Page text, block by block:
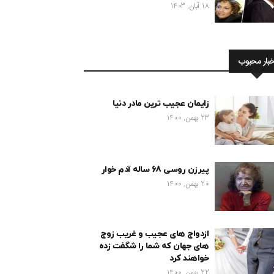
18 آبان, 1403
محبوب
زایمان عجیب ترین مادر دنیا
23 بهمن, 1400
پیرزن روسی 68 ساله آدم خوار
20 بهمن, 1400
ازدواج های عجیب و غریب زوج
های جهان که شما را شگفت زده
خواهند کرد